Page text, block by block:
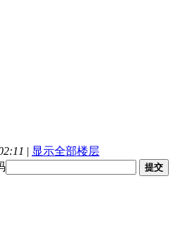
| 显示全部楼层
提交